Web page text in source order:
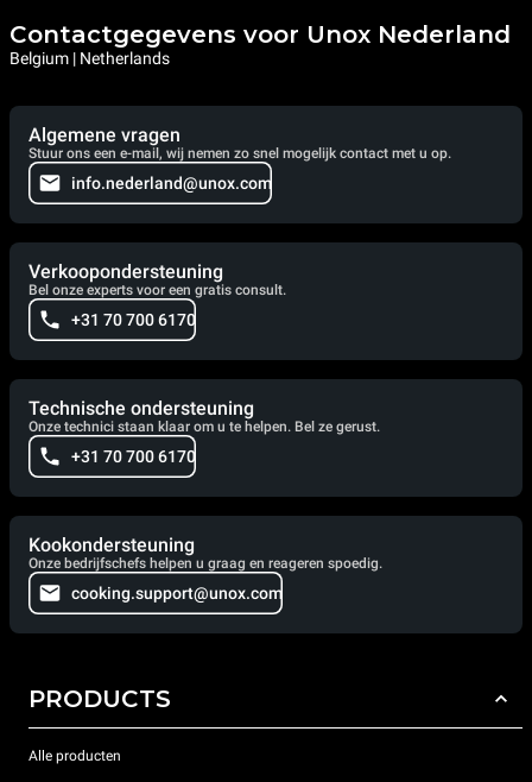
Contactgegevens voor Unox Nederland
Belgium | Netherlands
Algemene vragen
Stuur ons een e-mail, wij nemen zo snel mogelijk contact met u op.
info.nederland@unox.com
Verkoopondersteuning
Bel onze experts voor een gratis consult.
+31 70 700 6170
Technische ondersteuning
Onze technici staan klaar om u te helpen. Bel ze gerust.
+31 70 700 6170
Kookondersteuning
Onze bedrijfschefs helpen u graag en reageren spoedig.
cooking.support@unox.com
PRODUCTS
Alle producten